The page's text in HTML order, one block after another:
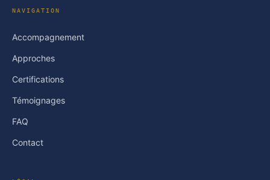
NAVIGATION
Accompagnement
Approches
Certifications
Témoignages
FAQ
Contact